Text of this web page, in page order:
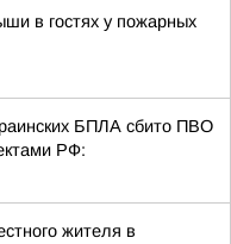
в гостях у пожарных
БПЛА сбито ПВО
РФ:
жителя в